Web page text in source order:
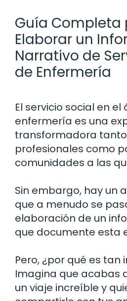
Guía Completa
Elaborar un
Narrativo de
de Enfermería
El servicio social en
enfermería es una
transformadora
profesionales como
comunidades a las
Sin embargo, hay un
que a menudo se
elaboración de un
que documente esta
Pero, ¿por qué es
Imagina que acabas
un viaje increíble y